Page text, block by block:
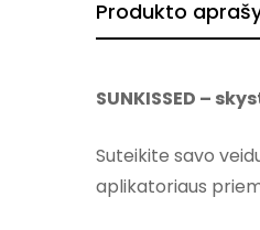
Produkto
SUNKISSED –
Suteikite savo
aplikatoriaus